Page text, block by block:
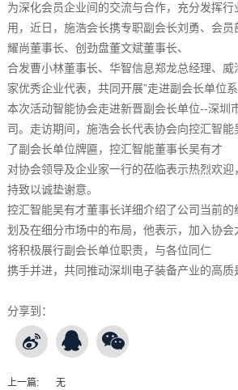
为深化会员企业间的交流与合作，充分发挥
用，近日，施浩会长携专职副会长刘勇、会员
耀尚董事长、创劲盘董文斌董事长、
合发曹小林董事长、华智信息郑龙总经理、
家优秀企业代表，共同开展”走进副会长单位系
本次活动智能协会走进新晋副会长单位--深圳
司。走访期间，施浩会长代表协会向控汇智
了副会长单位牌匾，控汇智能董事长吴有才
对协会领导及企业家一行的莅临表示热烈欢
持致以诚垫谢意。
控汇智能吴有才董事长详细介绍了公司当前
划及在细分市场中的布局，他表示，加入协
将积极展行副会长单位职责，与各位同仁
携手并进，共同推动深圳电子装备产业的高质
分享到：
上一篇: 无